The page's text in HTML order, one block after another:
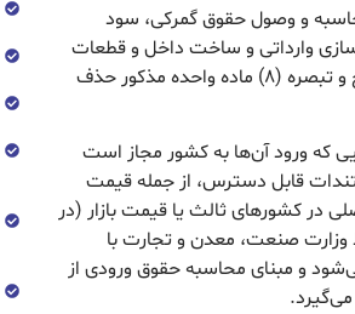
محاسبه و وصول حقوق گمرکی، سود
وارداتی و ساخت داخل و قطعات
آن‌ها مصوب دوم دی ماه ۱۳۷۱ به شرح زیر اصلاح و تبصره (۸) ماده واحده مذکور حذف
که ورود آن‌ها به کشور مجاز است
قابل دسترس، از جمله قیمت
در کشورهای ثالث یا قیمت بازار (در
صنعت، معدن و تجارت با
و مبنای محاسبه حقوق ورودی از